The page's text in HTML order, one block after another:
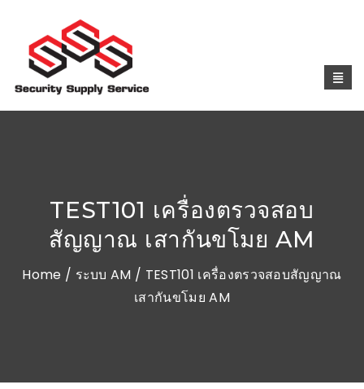
TEST101 เครื่องตรวจสอบ
สัญญาณ เสากันขโมย AM
Home / ระบบ AM / TEST101 เครื่องตรวจสอบสัญญาณ
เสากันขโมย AM